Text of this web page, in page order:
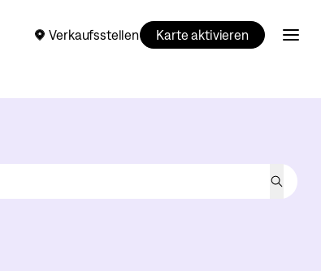
Verkaufsstellen Karte aktivieren